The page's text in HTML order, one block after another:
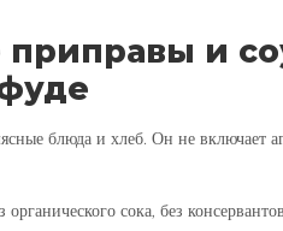
и
блюда и хлеб. Он не включает
сока, без консервантов.